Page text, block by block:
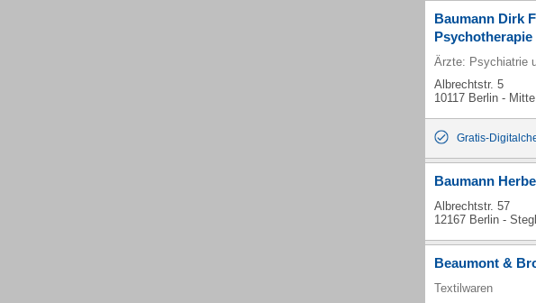
Baumann Dirk
Psychotherapie
Ärzte: Psychiatrie
Albrechtstr. 5
10117 Berlin - Mitte
Gratis-
Baumann
Albrechtstr. 57
12167 Berlin -
Beaumont &
Textilwaren